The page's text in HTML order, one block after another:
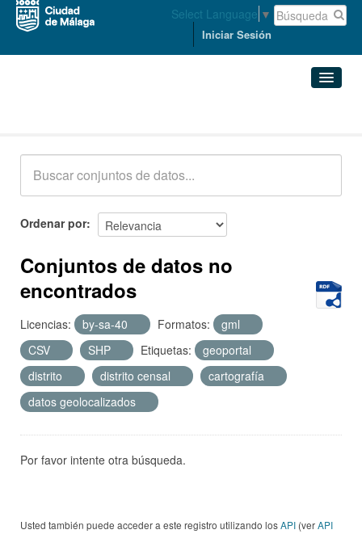
Select Language ▼
Iniciar Sesión
Acerca de
Ordenar por
Conjuntos de datos no
encontrados
Licencias: by-sa-40 Formatos:
gml
CSV
SHP Etiquetas:
geoportal
distrito
distrito censal
cartografía
datos geolocalizados
Por favor intente otra búsqueda.
Usted también puede acceder a este registro utilizando losAPI (verAPI